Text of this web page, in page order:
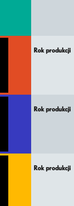
Rok produkcji
Rok produkcji
Rok produkcji